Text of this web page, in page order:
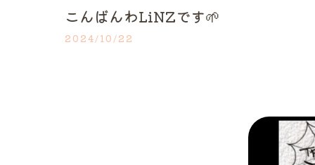
こんばんわLiNZです🌱
2024/10/22